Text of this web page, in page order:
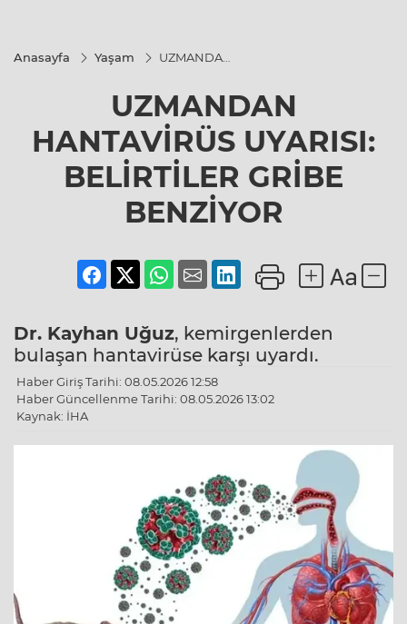
Anasayfa Yaşam
UZMANDAN
BELİRTİLER
GRİBE
BENZİYOR
UZMANDAN
HANTAVİRÜS UYARISI:
BELİRTİLER GRİBE
BENZİYOR
Dr. Kayhan Uğuz, kemirgenlerden
bulaşan hantavirüse karşı uyardı.
Haber Giriş Tarihi: 08.05.2026 12:58
Haber Güncellenme Tarihi: 08.05.2026 13:02
Kaynak: İHA